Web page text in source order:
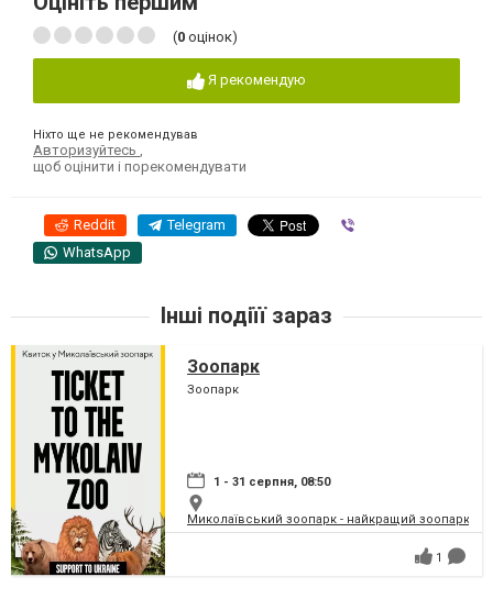
(0 оцінок)
Я рекомендую
Ніхто ще не рекомендував
Авторизуйтесь
щоб оцінити і порекомендувати
Reddit Telegram
WhatsApp
Інші подіїї зараз
Зоопарк
Зоопарк
1 - 31 серпня, 08:50
Миколаївський зоопарк - найкращий зоопарк
1